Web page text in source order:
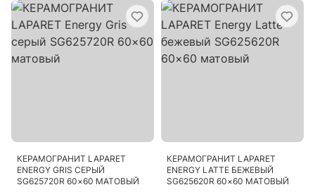
КЕРАМОГРАНИТ LAPARET
ENERGY GRIS СЕРЫЙ
SG625720R 60×60 МАТОВЫЙ
КЕРАМОГРАНИТ LAPARET
ENERGY LATTE БЕЖЕВЫЙ
SG625620R 60×60 МАТОВЫЙ